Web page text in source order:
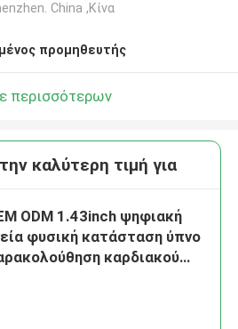
China ,Κίνα
προμηθευτής
περισσότερων
καλύτερη τιμή για
ODM 1.43inch ψηφιακή
φυσική κατάσταση ύπνο
καρδιακού